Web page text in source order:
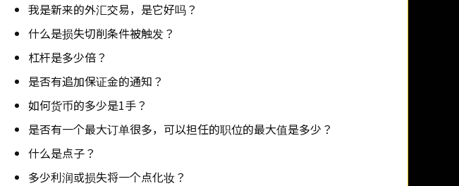
我是新来的外汇交易，是它好吗？
什么是损失切削条件被触发？
杠杆是多少倍？
是否有追加保证金的通知？
如何货币的多少是1手？
是否有一个最大订单很多，可以担任的职位的最大值是多少？
什么是点子？
多少利润或损失将一个点化妆？